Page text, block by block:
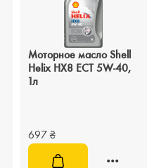
Моторное масло Shell
Helix HX8 ECT 5W-40,
1л
697₴